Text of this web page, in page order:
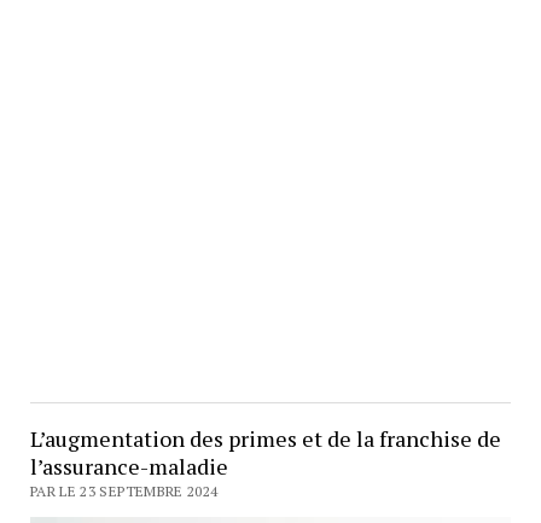
L’augmentation des primes et de la franchise de
l’assurance-maladie
PAR LE 23 SEPTEMBRE 2024